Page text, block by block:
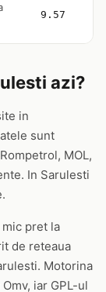
9.57
azi?
in
sunt
MOL,
In Sarulesti
pret la
de reteaua
Motorina
iar GPL-ul